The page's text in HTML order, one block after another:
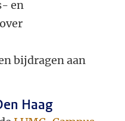
en
bijdragen aan
Haag